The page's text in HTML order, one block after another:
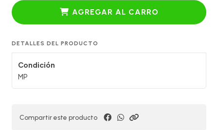
AGREGAR AL CARRO
DETALLES DEL PRODUCTO
Condición
MP
Compartir este producto